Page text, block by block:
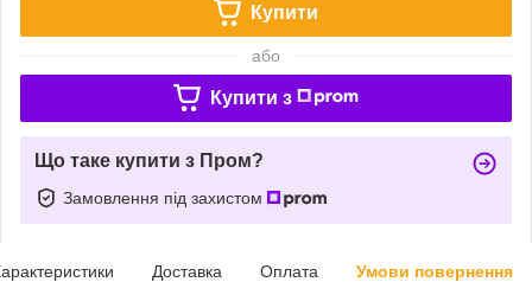
Купити
або
Купити з
Що таке купити з Пром?
Замовлення під захистом
Доставка Оплата Умови повернення